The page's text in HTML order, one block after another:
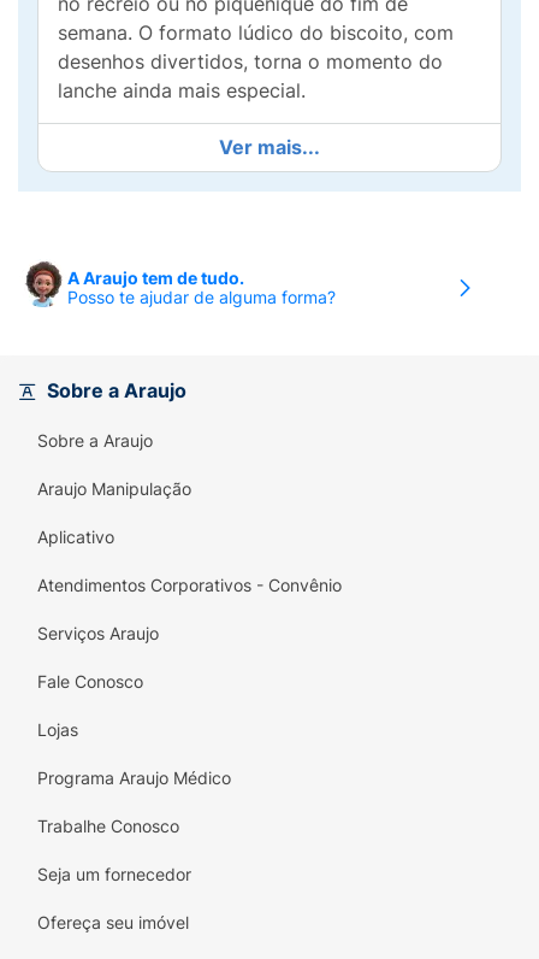
semana. O formato lúdico do biscoito, com
desenhos divertidos, torna o momento do
lanche ainda mais especial.
Características do Produto:
Sabor:Chocolate com recheio sabor
e cremoso.
Versatilidade:
Embalagem):
O produto contém a advertência:
AÇÚCAR ADICIONADO e
ALTO EM GORDURA
Ingredientes (Alergênicos):
derivados de trigo e soja. Pode conter
aveia.
Ver mais...
A Araujo tem de tudo.
Posso te ajudar de alguma forma?
Sobre a Araujo
Sobre a Araujo
Araujo Manipulação
Aplicativo
Atendimentos Corporativos - Convênio
Serviços Araujo
Fale Conosco
Lojas
Programa Araujo Médico
Trabalhe Conosco
Seja um fornecedor
Ofereça seu imóvel